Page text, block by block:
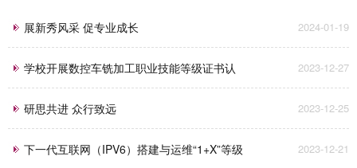
展新秀风采 促专业成长 2024-01-19
学校开展数控车铣加工职业技能等级证书认
定考试工作
2023-12-27
研思共进 众行致远 2023-12-25
下一代互联网（IPV6）搭建与运维“1+X”等级 2023-12-21